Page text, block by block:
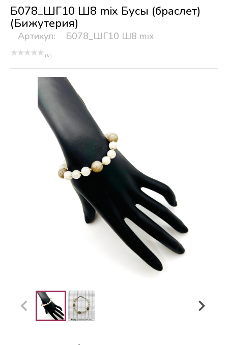
Б078_ШГ10 Ш8 mix Бусы (браслет)
(Бижутерия)
Артикул: Б078_ШГ10 Ш8 mix
( 0 )